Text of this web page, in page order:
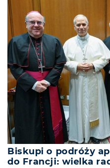
Biskupi o podróży
do Francji: wielka